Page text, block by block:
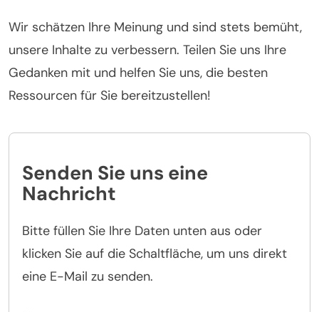
Wir schätzen Ihre Meinung und sind stets bemüht,
unsere Inhalte zu verbessern. Teilen Sie uns Ihre
Gedanken mit und helfen Sie uns, die besten
Ressourcen für Sie bereitzustellen!
Senden Sie uns eine
Nachricht
Bitte füllen Sie Ihre Daten unten aus oder
klicken Sie auf die Schaltfläche, um uns direkt
eine E-Mail zu senden.